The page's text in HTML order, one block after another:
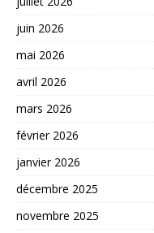
juin 2026
mai 2026
avril 2026
mars 2026
février 2026
janvier 2026
décembre 2025
novembre 2025